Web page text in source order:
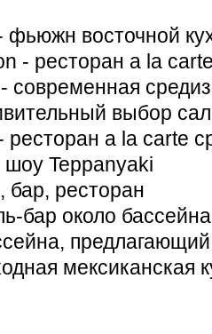
фьюжн восточной
- ресторан a la
современная
выбор
ресторан a la carte
Teppanyaki
бар, ресторан
бар около бассейна
мексиканская